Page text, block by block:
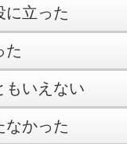
に立った
た
もいえない
なかった